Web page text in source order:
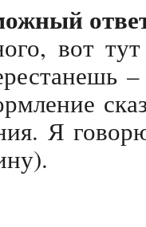
вот
Я